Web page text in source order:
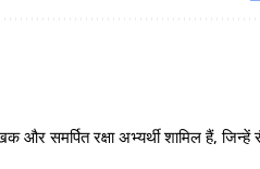
रक्षा अभ्यर्थी शामिल हैं, जिन्हें